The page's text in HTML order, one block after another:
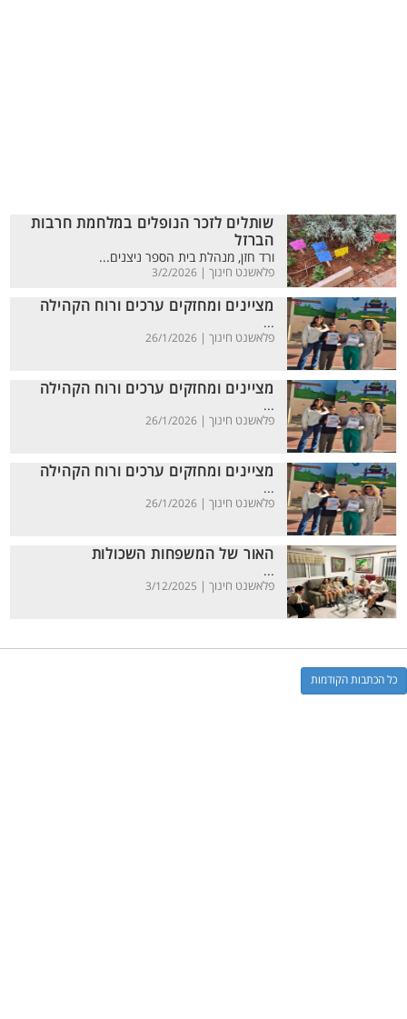
שותלים לזכר הנופלים במלחמת חרבות
הברזל
ורד חזן, מנהלת בית הספר ניצנים...
פלאשנט חינוך | 3/2/2026
מציינים ומחזקים ערכים ורוח הקהילה
...
פלאשנט חינוך | 26/1/2026
מציינים ומחזקים ערכים ורוח הקהילה
...
פלאשנט חינוך | 26/1/2026
מציינים ומחזקים ערכים ורוח הקהילה
...
פלאשנט חינוך | 26/1/2026
האור של המשפחות השכולות
...
פלאשנט חינוך | 3/12/2025
כל הכתבות הקודמות